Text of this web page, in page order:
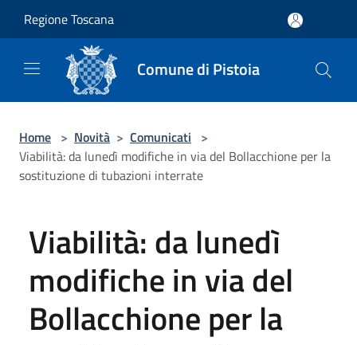
Regione Toscana
Comune di Pistoia
Home > Novità > Comunicati >
Viabilità: da lunedì modifiche in via del Bollacchione per la
sostituzione di tubazioni interrate
Viabilità: da lunedì
modifiche in via del
Bollacchione per la